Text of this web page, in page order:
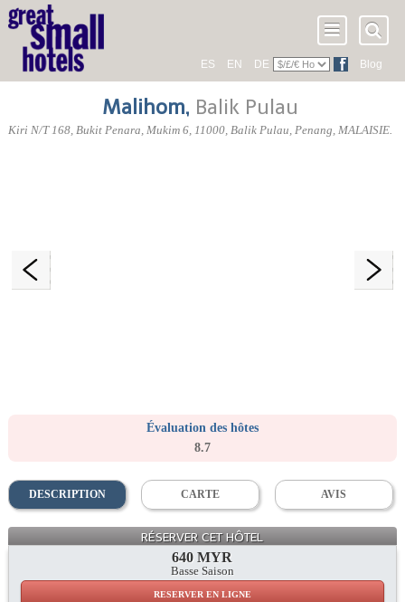
ES EN DE Blog
Malihom, Balik Pulau
Kiri N/T 168, Bukit Penara, Mukim 6,11000, Balik Pulau,Penang,MALAISIE.
Évaluation des hôtes
8.7
DESCRIPTION CARTE AVIS
RÉSERVER CET HÔTEL
640 MYR
Basse Saison
RESERVER EN LIGNE